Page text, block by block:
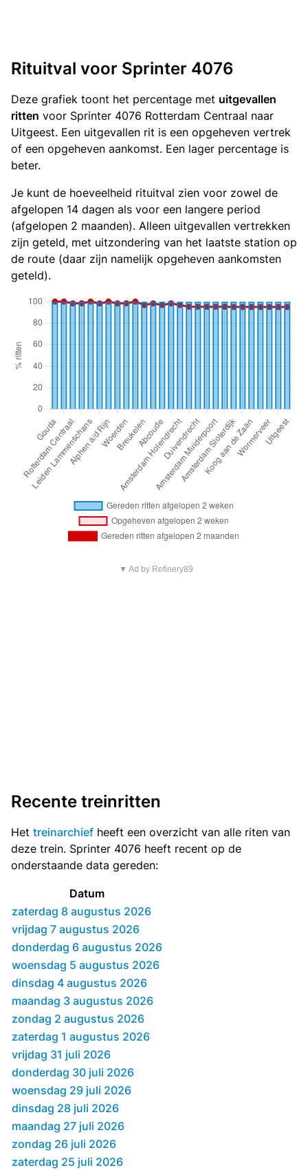
Rituitval voor Sprinter 4076
Deze grafiek toont het percentage met uitgevallen
ritten voor Sprinter 4076 Rotterdam Centraal naar
Uitgeest. Een uitgevallen rit is een opgeheven vertrek
of een opgeheven aankomst. Een lager percentage is
beter.
Je kunt de hoeveelheid rituitval zien voor zowel de
afgelopen 14 dagen als voor een langere period
(afgelopen 2 maanden). Alleen uitgevallen vertrekken
zijn geteld, met uitzondering van het laatste station op
de route (daar zijn namelijk opgeheven aankomsten
geteld).
▼ Ad by Refinery89
Recente treinritten
Het treinarchief heeft een overzicht van alle riten van
deze trein. Sprinter 4076 heeft recent op de
onderstaande data gereden:
Datum
zaterdag 8 augustus 2026
vrijdag 7 augustus 2026
donderdag 6 augustus 2026
woensdag 5 augustus 2026
dinsdag 4 augustus 2026
maandag 3 augustus 2026
zondag 2 augustus 2026
zaterdag 1 augustus 2026
vrijdag 31 juli 2026
donderdag 30 juli 2026
woensdag 29 juli 2026
dinsdag 28 juli 2026
maandag 27 juli 2026
zondag 26 juli 2026
zaterdag 25 juli 2026